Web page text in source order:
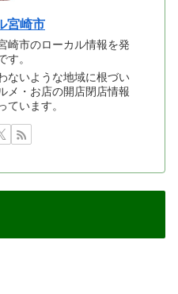
宮崎市
崎市のローカル情報を発
す。
ないような地域に根づい
メ・お店の開店閉店情報
ています。